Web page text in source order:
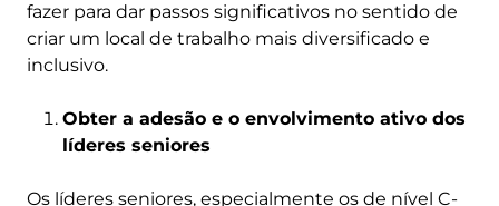
fazer para dar passos significativos no sentido de
criar um local de trabalho mais diversificado e
inclusivo.
Obter a adesão e o envolvimento ativo dos
líderes seniores
Os líderes seniores, especialmente os de nível C-